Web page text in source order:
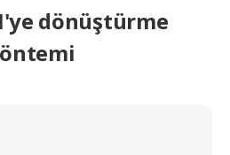
dönüştürme